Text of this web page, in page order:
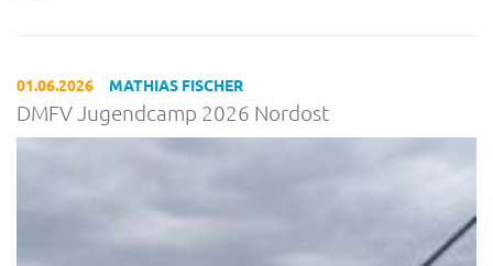
01.06.2026 MATHIAS FISCHER
DMFV Jugendcamp 2026 Nordost